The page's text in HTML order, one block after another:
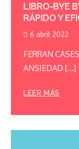
LIBRO-BYE
RÁPIDO Y
6 abril 2022
FERRAN
ANSIEDAD […]
LEER MÁS